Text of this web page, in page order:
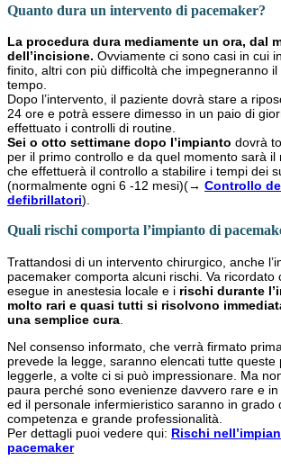
Quanto dura un intervento di pacemaker?
La procedura dura mediamente un ora, dal
dell’incisione. Ovviamente ci sono casi in cui
finito, altri con più difficoltà che impegneranno
tempo.
Dopo l’intervento, il paziente dovrà stare a
24 ore e potrà essere dimesso in un paio di
effettuato i controlli di routine.
Sei o otto settimane dopo l’impianto dovrà
per il primo controllo e da quel momento sarà il
che effettuerà il controllo a stabilire i tempi dei
(normalmente ogni 6 -12 mesi)(→ Controllo
defibrillatori).
Quali rischi comporta l’impianto di
Trattandosi di un intervento chirurgico, anche
pacemaker comporta alcuni rischi. Va ricordato
esegue in anestesia locale e i rischi durante
molto rari e quasi tutti si risolvono
una semplice cura
Nel consenso informato, che verrà firmato
prevede la legge, saranno elencati tutte queste
leggerle, a volte ci si può impressionare. Ma
paura perché sono evenienze davvero rare e
ed il personale infermieristico saranno in grado
competenza e grande professionalità.
Per dettagli puoi vedere qui: Rischi
pacemaker